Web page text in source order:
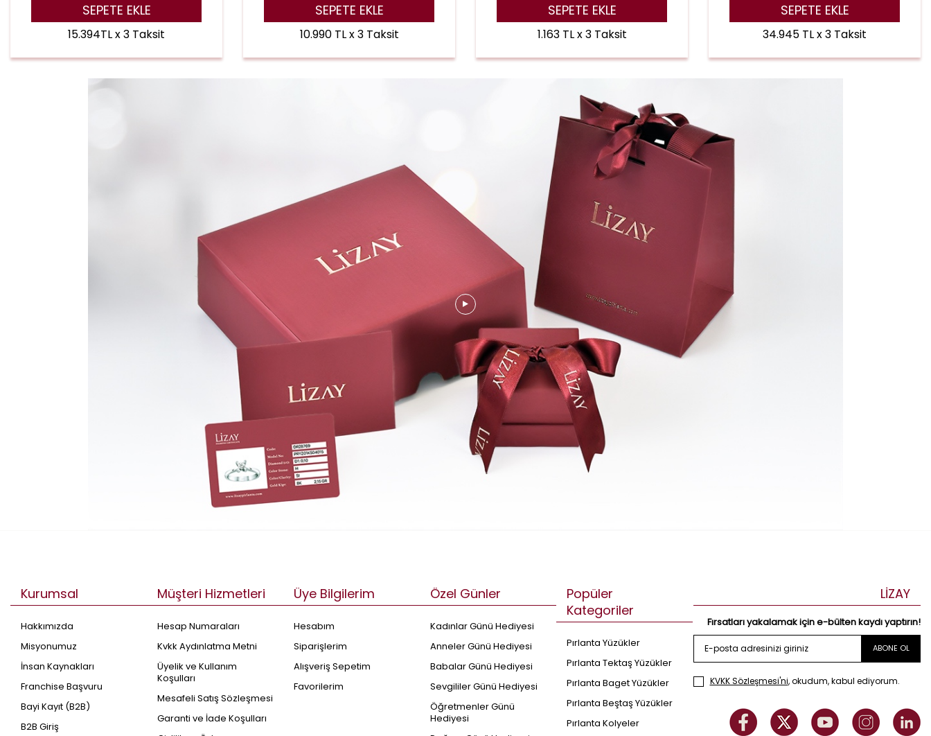
SEPETE EKLE
15.394TL x 3 Taksit
SEPETE EKLE
10.990 TL x 3 Taksit
SEPETE EKLE
1.163 TL x 3 Taksit
SEPETE EKLE
34.945 TL x 3 Taksit
Kurumsal
Hakkımızda
Misyonumuz
İnsan Kaynakları
Franchise Başvuru
Bayi Kayıt (B2B)
B2B Giriş
Müşteri Hizmetleri
Hesap Numaraları
Kvkk Aydınlatma Metni
Üyelik ve Kullanım
Koşulları
Mesafeli Satış Sözleşmesi
Garanti ve İade Koşulları
Üye Bilgilerim
Hesabım
Siparişlerim
Alışveriş Sepetim
Favorilerim
Özel Günler
Kadınlar Günü Hediyesi
Anneler Günü Hediyesi
Babalar Günü Hediyesi
Sevgililer Günü Hediyesi
Öğretmenler Günü
Hediyesi
Popüler
Kategoriler
Pırlanta Yüzükler
Pırlanta Tektaş Yüzükler
Pırlanta Baget Yüzükler
Pırlanta Beştaş Yüzükler
Pırlanta Kolyeler
LİZAY
Fırsatları yakalamak için e-bülten kaydı yaptırın!
ABONE OL
KVKK Sözleşmesi'ni, okudum, kabul ediyorum.